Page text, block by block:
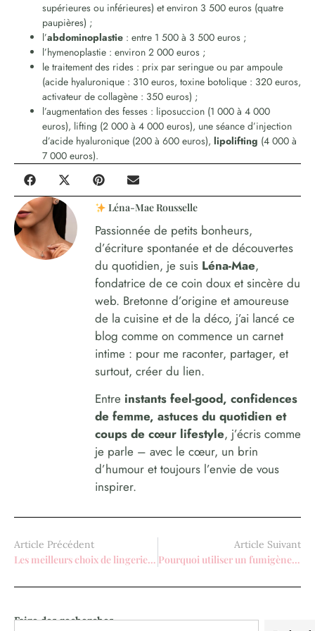
Faire des recherches
supérieures ou inférieures) et environ 3 500 euros (quatre
paupières) ;
l’abdominoplastie : entre 1 500 à 3 500 euros ;
l’hymenoplastie : environ 2 000 euros ;
le traitement des rides : prix par seringue ou par ampoule
(acide hyaluronique : 310 euros, toxine botolique : 320 euros,
activateur de collagène : 350 euros) ;
l’augmentation des fesses : liposuccion (1 000 à 4 000
euros), lifting (2 000 à 4 000 euros), une séance d’injection
d’acide hyaluronique (200 à 600 euros), lipolifting (4 000 à
7 000 euros).
Léna-Mae Rousselle
Passionnée de petits bonheurs,
d’écriture spontanée et de découvertes
du quotidien, je suis Léna-Mae,
fondatrice de ce coin doux et sincère du
web. Bretonne d’origine et amoureuse
de la cuisine et de la déco, j’ai lancé ce
blog comme on commence un carnet
intime : pour me raconter, partager, et
surtout, créer du lien.
Entre instants feel-good, confidences
de femme, astuces du quotidien et
coups de cœur lifestyle, j’écris comme
je parle – avec le cœur, un brin
d’humour et toujours l’envie de vous
inspirer.
Article Précédent
Les meilleurs choix de lingerie pour femme
Article Suivant
Pourquoi utiliser un fumigène pour votre événement?